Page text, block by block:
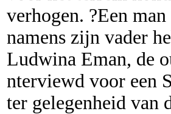
verhogen. ?Een
namens zijn vader
Ludwina Eman, de
nterviewd voor een
ter gelegenheid van